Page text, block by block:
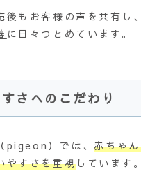
後もお客様の声を共有し、
に日々つとめています。
さへのこだわり
pigeon）では、赤ちゃ
やすさを重視 しています。